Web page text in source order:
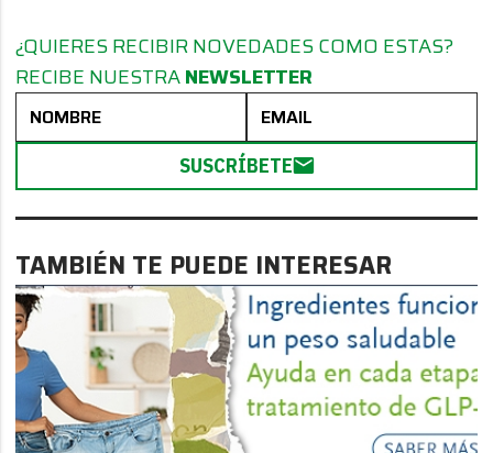
¿QUIERES RECIBIR NOVEDADES COMO ESTAS?
RECIBE NUESTRANEWSLETTER
SUSCRÍBETE
TAMBIÉN TE PUEDE INTERESAR